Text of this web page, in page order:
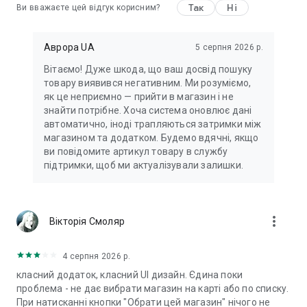
— зручні онлайн-замовлення із самовивозом
— сканер цін, який розкаже про товар головне 🧐
— жива відеострічка, адже краще раз побачити 🤩
— пошук потрібного товару у мультимаркетах
— список бажань, щоб не забути важливе
швидкі купівлі зі SCAN&GO 🚀
Застосунок «Аврора» — твій помічник для зручних та
вигідних покупок. Завантажуй, скануй та купуй — економ і
Ви вважаєте цей відгук корисним? Так Ні
Аврора UA 5 серпня 2026 р.
Вітаємо! Дуже шкода, що ваш досвід пошуку
товару виявився негативним. Ми розуміємо,
як це неприємно — прийти в магазин і не
знайти потрібне. Хоча система оновлює дані
автоматично, іноді трапляються затримки між
магазином та додатком. Будемо вдячні, якщо
ви повідомите артикул товару в службу
підтримки, щоб ми актуалізували залишки.
Вікторія Смоляр more_vert
4 серпня 2026 р.
класний додаток, класний UI дизайн. Єдина поки
проблема - не дає вибрати магазин на карті або по списку.
При натисканні кнопки "Обрати цей магазин" нічого не